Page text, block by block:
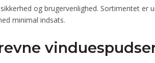
og brugervenlighed. Sortimentet
minimal indsats.